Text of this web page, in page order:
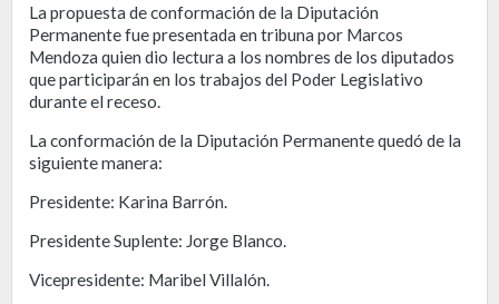
La propuesta de conformación de la Diputación
Permanente fue presentada en tribuna por Marcos
Mendoza quien dio lectura a los nombres de los diputados
que participarán en los trabajos del Poder Legislativo
durante el receso.
La conformación de la Diputación Permanente quedó de la
siguiente manera:
Presidente: Karina Barrón.
Presidente Suplente: Jorge Blanco.
Vicepresidente: Maribel Villalón.